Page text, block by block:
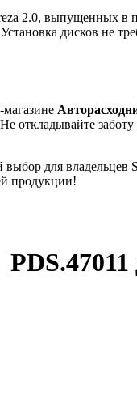
2.0, выпущенных
дисков не
откладывайте
для владельцев
продукции!